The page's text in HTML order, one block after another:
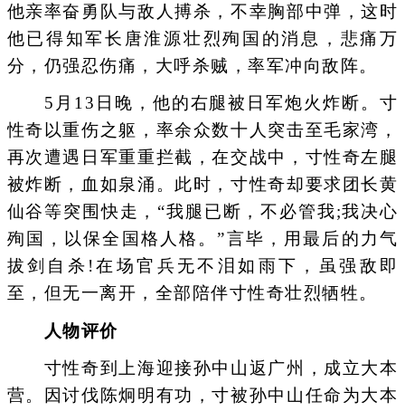
他亲率奋勇队与敌人搏杀，不幸胸部中弹，这时
他已得知军长唐淮源壮烈殉国的消息，悲痛万
分，仍强忍伤痛，大呼杀贼，率军冲向敌阵。
5月13日晚，他的右腿被日军炮火炸断。寸
性奇以重伤之躯，率余众数十人突击至毛家湾，
再次遭遇日军重重拦截，在交战中，寸性奇左腿
被炸断，血如泉涌。此时，寸性奇却要求团长黄
仙谷等突围快走，“我腿已断，不必管我;我决心
殉国，以保全国格人格。”言毕，用最后的力气
拔剑自杀!在场官兵无不泪如雨下，虽强敌即
至，但无一离开，全部陪伴寸性奇壮烈牺牲。
人物评价
寸性奇到上海迎接孙中山返广州，成立大本
营。因讨伐陈炯明有功，寸被孙中山任命为大本